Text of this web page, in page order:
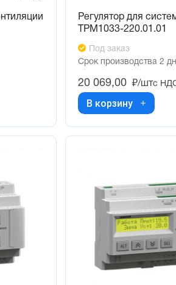
Регулятор для
ТРМ1033-220.01.01
Под заказ
Срок производства 2
20 069,00 ₽/штс
В корзину